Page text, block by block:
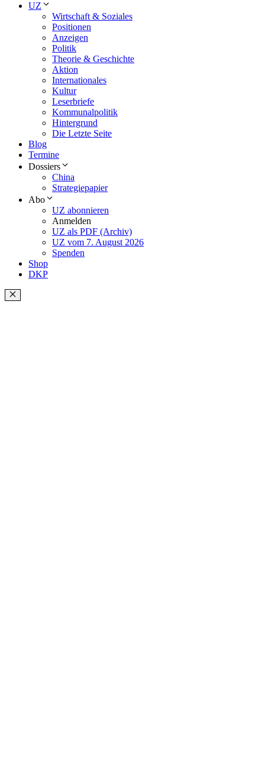
UZ
Wirtschaft & Soziales
Positionen
Anzeigen
Politik
Theorie & Geschichte
Aktion
Internationales
Kultur
Leserbriefe
Kommunalpolitik
Hintergrund
Die Letzte Seite
Blog
Termine
Dossiers
China
Strategiepapier
Abo
UZ abonnieren
Anmelden
UZ als PDF (Archiv)
UZ vom 7. August 2026
Spenden
Shop
DKP
Schließen